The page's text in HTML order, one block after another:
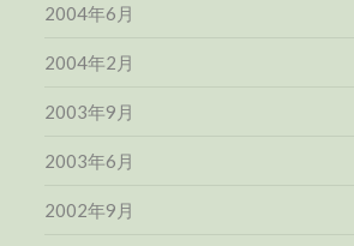
2004年6月
2004年2月
2003年9月
2003年6月
2002年9月